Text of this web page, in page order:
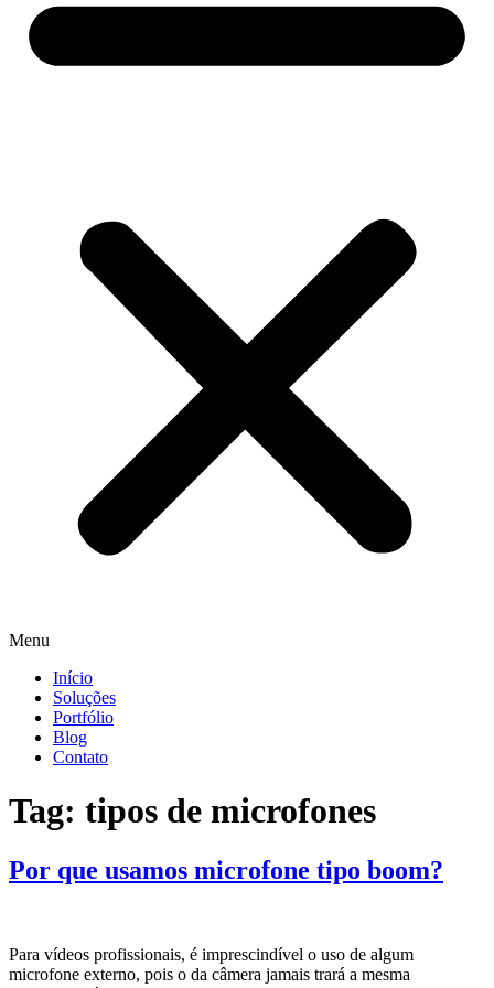
Menu
Início
Soluções
Portfólio
Blog
Contato
Tag: tipos de microfones
Por que usamos microfone tipo boom?
Para vídeos profissionais, é imprescindível o uso de algum
microfone externo, pois o da câmera jamais trará a mesma